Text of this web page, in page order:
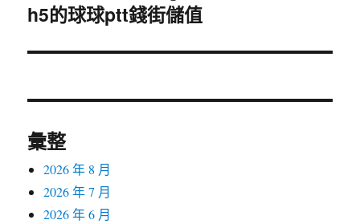
一
文
h5的球球ptt錢街儲值
彙整
2026 年 8 月
2026 年 7 月
2026 年 6 月